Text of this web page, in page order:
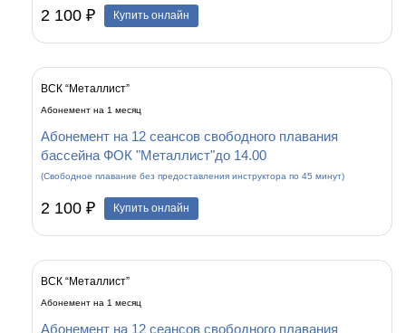
2 100 ₽ Купить онлайн
ВСК “Металлист”
Абонемент на 1 месяц
Абонемент на 12 сеансов свободного плавания
бассейна ФОК "Металлист"до 14.00
(Свободное плавание без предоставления инструктора по 45 минут)
2 100 ₽ Купить онлайн
ВСК “Металлист”
Абонемент на 1 месяц
Абонемент на 12 сеансов свободного плавания